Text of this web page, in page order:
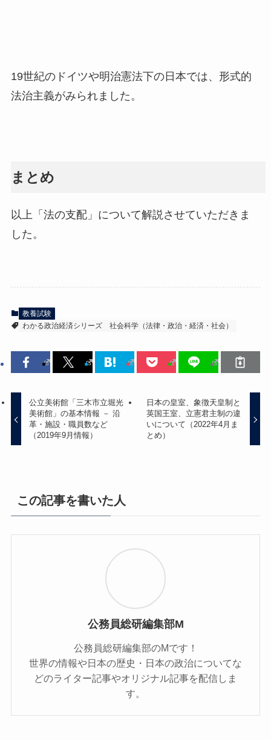
19世紀のドイツや明治憲法下の日本では、形式的
法治主義がみられました。
まとめ
以上「法の支配」について解説させていただきま
した。
教養試験
わかる政治経済シリーズ
社会科学（法律・政治・経済・社会）
公立美術館「三木市立堀光
美術館」の基本情報 － 沿
革・施設・職員数など
（2019年9月情報）
日本の皇室、象徴天皇制と
英国王室、立憲君主制の違
いについて（2022年4月ま
とめ）
この記事を書いた人
公務員総研編集部M
公務員総研編集部のMです！
世界の情報や日本の歴史・日本の政治についてな
どのライター記事やオリジナル記事を配信しま
す。